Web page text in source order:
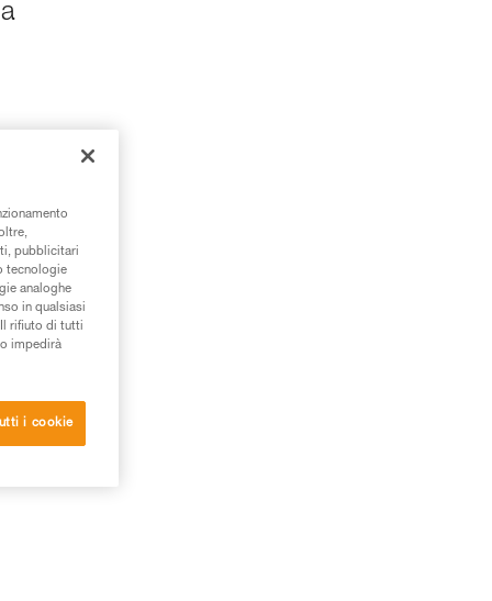
pubblicitari
tecnologie
analoghe
in qualsiasi
rifiuto di tutti
impedirà
i cookie